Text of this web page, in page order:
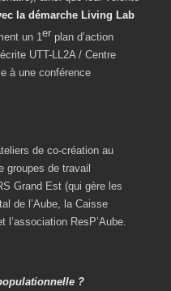
la démarche Living Lab
un 1er plan d’action
UTT-LL2A / Centre
à une conférence
de co-création au
groupes de travail
Grand Est (qui gère les
de l’Aube, la Caisse
l’association ResP’Aube.
?